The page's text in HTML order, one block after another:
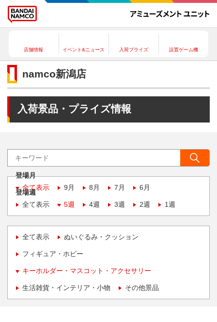
店舗情報 イベント&ニュース 入荷プライズ 設置ゲーム機
namco新潟店
入荷景品・プライズ情報
登場月
全て表示
9月 8月 7月 6月
登場週
全て表示
5週 4週 3週 2週 1週
全て表示 ぬいぐるみ・クッション
フィギュア・ホビー
キーホルダー・マスコット・アクセサリー
生活雑貨・インテリア・小物 その他景品